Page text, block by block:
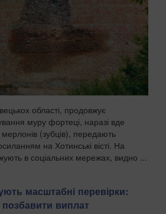
області, продовжує
муру фортеці, наразі вде
(зубців), передають
на Хотинські вісті. На
в соціальних мережах, видно ...
масштабні перевірки:
виплат